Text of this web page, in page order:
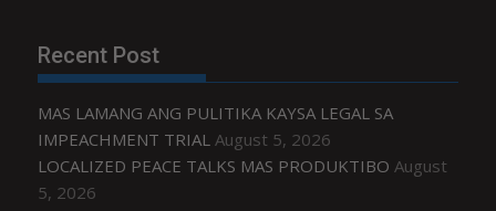
Recent Post
MAS LAMANG ANG PULITIKA KAYSA LEGAL SA
IMPEACHMENT TRIAL August 5, 2026
LOCALIZED PEACE TALKS MAS PRODUKTIBO August
5, 2026